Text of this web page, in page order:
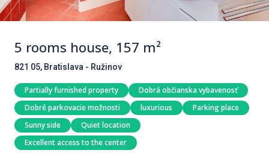
5 rooms house, 157 m²
821 05, Bratislava - Ružinov
Partially furnished property
Dobrá občianska vybavenosť
Dobré parkovacie možnosti
luxurious
Parking place
Sunny side
Quiet location
Excellent access to the center